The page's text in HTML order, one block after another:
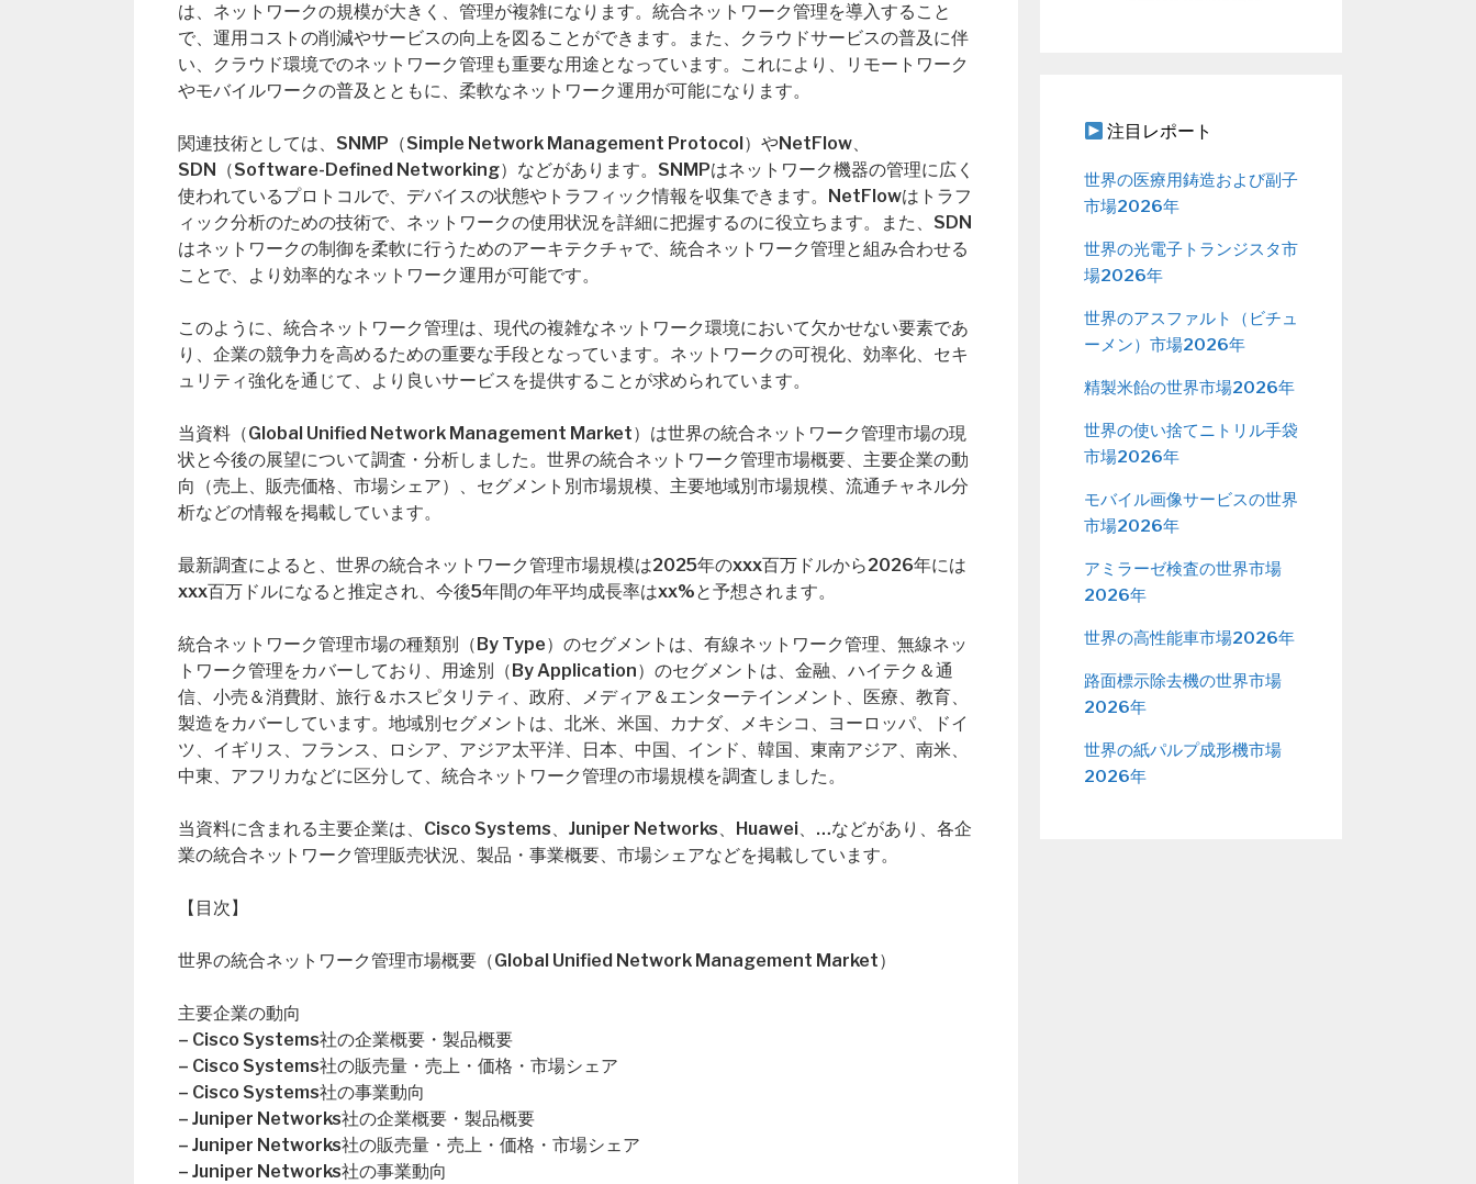
は、ネットワークの規模が大きく、管理が複雑になります。統合ネットワーク管理を導入すること
で、運用コストの削減やサービスの向上を図ることができます。また、クラウドサービスの普及に伴
い、クラウド環境でのネットワーク管理も重要な用途となっています。これにより、リモートワーク
やモバイルワークの普及とともに、柔軟なネットワーク運用が可能になります。
関連技術としては、SNMP（Simple Network Management Protocol）やNetFlow、
SDN（Software-Defined Networking）などがあります。SNMPはネットワーク機器の管理に広く
使われているプロトコルで、デバイスの状態やトラフィック情報を収集できます。NetFlowはトラフ
ィック分析のための技術で、ネットワークの使用状況を詳細に把握するのに役立ちます。また、SDN
はネットワークの制御を柔軟に行うためのアーキテクチャで、統合ネットワーク管理と組み合わせる
ことで、より効率的なネットワーク運用が可能です。
このように、統合ネットワーク管理は、現代の複雑なネットワーク環境において欠かせない要素であ
り、企業の競争力を高めるための重要な手段となっています。ネットワークの可視化、効率化、セキ
ュリティ強化を通じて、より良いサービスを提供することが求められています。
当資料（Global Unified Network Management Market）は世界の統合ネットワーク管理市場の現
状と今後の展望について調査・分析しました。世界の統合ネットワーク管理市場概要、主要企業の動
向（売上、販売価格、市場シェア）、セグメント別市場規模、主要地域別市場規模、流通チャネル分
析などの情報を掲載しています。
最新調査によると、世界の統合ネットワーク管理市場規模は2025年のxxx百万ドルから2026年には
xxx百万ドルになると推定され、今後5年間の年平均成長率はxx%と予想されます。
統合ネットワーク管理市場の種類別（By Type）のセグメントは、有線ネットワーク管理、無線ネッ
トワーク管理をカバーしており、用途別（By Application）のセグメントは、金融、ハイテク＆通
信、小売＆消費財、旅行＆ホスピタリティ、政府、メディア＆エンターテインメント、医療、教育、
製造をカバーしています。地域別セグメントは、北米、米国、カナダ、メキシコ、ヨーロッパ、ドイ
ツ、イギリス、フランス、ロシア、アジア太平洋、日本、中国、インド、韓国、東南アジア、南米、
中東、アフリカなどに区分して、統合ネットワーク管理の市場規模を調査しました。
当資料に含まれる主要企業は、Cisco Systems、Juniper Networks、Huawei、…などがあり、各企
業の統合ネットワーク管理販売状況、製品・事業概要、市場シェアなどを掲載しています。
【目次】
世界の統合ネットワーク管理市場概要（Global Unified Network Management Market）
主要企業の動向
– Cisco Systems社の企業概要・製品概要
– Cisco Systems社の販売量・売上・価格・市場シェア
– Cisco Systems社の事業動向
– Juniper Networks社の企業概要・製品概要
– Juniper Networks社の販売量・売上・価格・市場シェア
– Juniper Networks社の事業動向
注目レポート
世界の医療用鋳造および副子
市場2026年
世界の光電子トランジスタ市
場2026年
世界のアスファルト（ビチュ
ーメン）市場2026年
精製米飴の世界市場2026年
世界の使い捨てニトリル手袋
市場2026年
モバイル画像サービスの世界
市場2026年
アミラーゼ検査の世界市場
2026年
世界の高性能車市場2026年
路面標示除去機の世界市場
2026年
世界の紙パルプ成形機市場
2026年